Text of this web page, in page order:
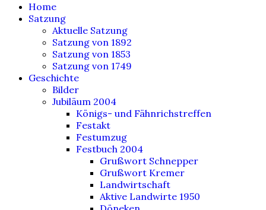
Home
Satzung
Aktuelle Satzung
Satzung von 1892
Satzung von 1853
Satzung von 1749
Geschichte
Bilder
Jubiläum 2004
Königs- und Fähnrichstreffen
Festakt
Festumzug
Festbuch 2004
Grußwort Schnepper
Grußwort Kremer
Landwirtschaft
Aktive Landwirte 1950